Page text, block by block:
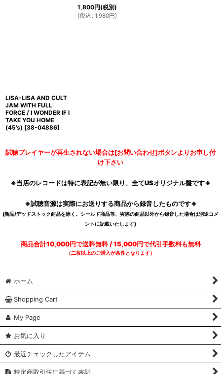
1,800円(税別)
(税込 : 1,980円)
LISA-LISA AND CULT
JAM WITH FULL
FORCE / I WONDER IF I
TAKE YOU HOME
(45's) [38-04886]
試聴プレイヤーが再生されない場合は[お問い合わせ]ボタンよりお申し付
け下さい
※当店のレコードは特に表記が無い限り、全てUSオリジナル盤です※
※試聴音源は実際にお送りする商品から録音したものです※
(新品/デッドストック商品を除く。シールド商品等、実際の商品以外から録音した場合は別途コメ
ントに記載いたします)
商品合計10,000円で送料無料 / 15,000円で代引手数料も無料
（二枚以上のご購入が条件となります）
ホーム
Shopping Cart
My Page
お気に入り
最近チェックしたアイテム
特定商取引法に基づく表記